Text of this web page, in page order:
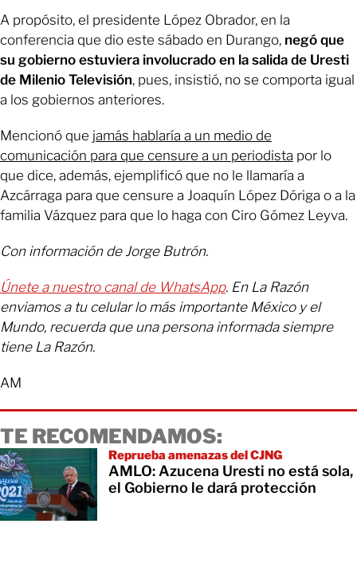
A propósito, el presidente López Obrador, en la
conferencia que dio este sábado en Durango, negó que
su gobierno estuviera involucrado en la salida de Uresti
de Milenio Televisión, pues, insistió, no se comporta igual
a los gobiernos anteriores.
Mencionó que jamás hablaría a un medio de
comunicación para que censure a un periodista por lo
que dice, además, ejemplificó que no le llamaría a
Azcárraga para que censure a Joaquín López Dóriga o a la
familia Vázquez para que lo haga con Ciro Gómez Leyva.
Con información de Jorge Butrón.
Únete a nuestro canal de WhatsApp. En La Razón
enviamos a tu celular lo más importante México y el
Mundo, recuerda que una persona informada siempre
tiene La Razón.
AM
TE RECOMENDAMOS:
Reprueba amenazas del CJNG
AMLO: Azucena Uresti no está sola,
el Gobierno le dará protección